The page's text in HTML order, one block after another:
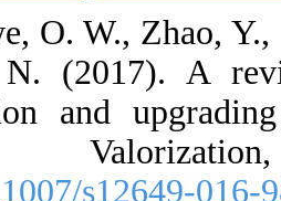
5. [5] Awe, O.
Lyczko, N.
purification
Biomass
[DOI:10.1007/